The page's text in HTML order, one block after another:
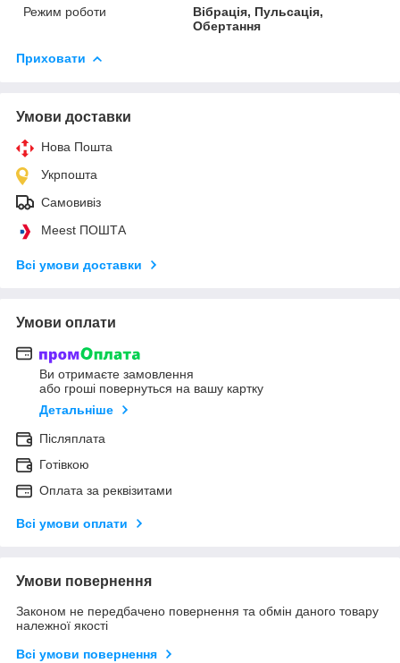
Режим роботи
Вібрація, Пульсація,
Обертання
Приховати
Умови доставки
Нова Пошта
Укрпошта
Самовивіз
Meest ПОШТА
Всі умови доставки
Умови оплати
Ви отримаєте замовлення
або гроші повернуться на вашу картку
Детальніше
Післяплата
Готівкою
Оплата за реквізитами
Всі умови оплати
Умови повернення
Законом не передбачено повернення та обмін даного товару
належної якості
Всі умови повернення